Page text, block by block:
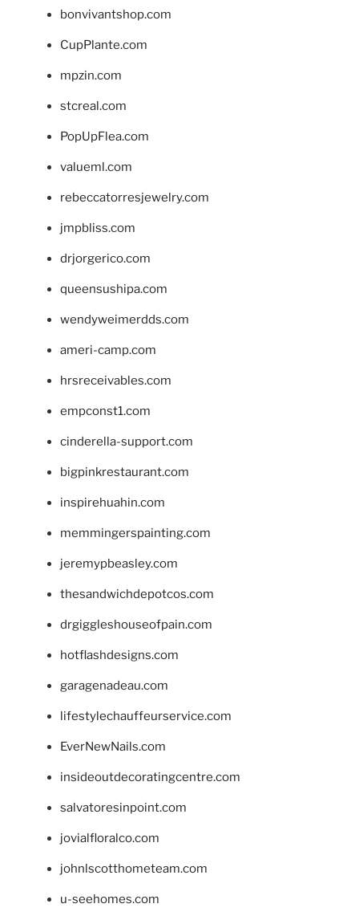
bonvivantshop.com
CupPlante.com
mpzin.com
stcreal.com
PopUpFlea.com
valueml.com
rebeccatorresjewelry.com
jmpbliss.com
drjorgerico.com
queensushipa.com
wendyweimerdds.com
ameri-camp.com
hrsreceivables.com
empconst1.com
cinderella-support.com
bigpinkrestaurant.com
inspirehuahin.com
memmingerspainting.com
jeremypbeasley.com
thesandwichdepotcos.com
drgiggleshouseofpain.com
hotflashdesigns.com
garagenadeau.com
lifestylechauffeurservice.com
EverNewNails.com
insideoutdecoratingcentre.com
salvatoresinpoint.com
jovialfloralco.com
johnlscotthometeam.com
u-seehomes.com